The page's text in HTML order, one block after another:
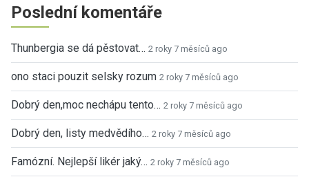
Poslední komentáře
Thunbergia se dá pěstovat… 2 roky 7 měsíců ago
ono staci pouzit selsky rozum 2 roky 7 měsíců ago
Dobrý den,moc nechápu tento… 2 roky 7 měsíců ago
Dobrý den, listy medvědího… 2 roky 7 měsíců ago
Famózní. Nejlepší likér jaký… 2 roky 7 měsíců ago